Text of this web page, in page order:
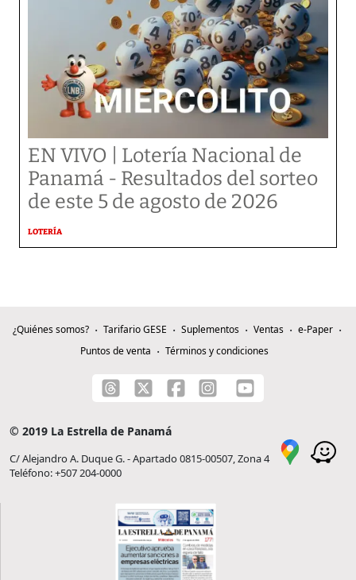
EN VIVO | Lotería Nacional de
Panamá - Resultados del sorteo
de este 5 de agosto de 2026
LOTERÍA
¿Quiénes somos? Tarifario GESE Suplementos Ventas
e-Paper
Puntos de venta
Términos y condiciones
© 2019 La Estrella de Panamá
C/ Alejandro A. Duque G. - Apartado 0815-00507, Zona 4
Teléfono: +507 204-0000